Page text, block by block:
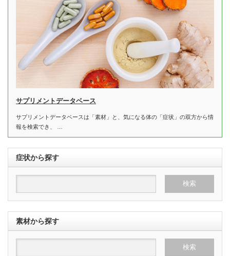
サプリメントデータベース
サプリメントデータベースは「素材」と、気になる体の「症状」の双方から情
報を検索でき、 …
症状から探す
素材から探す